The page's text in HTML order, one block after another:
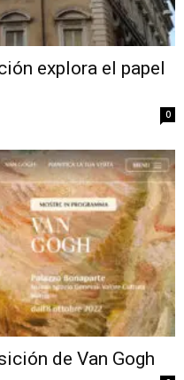
explora el papel
0
de Van Gogh